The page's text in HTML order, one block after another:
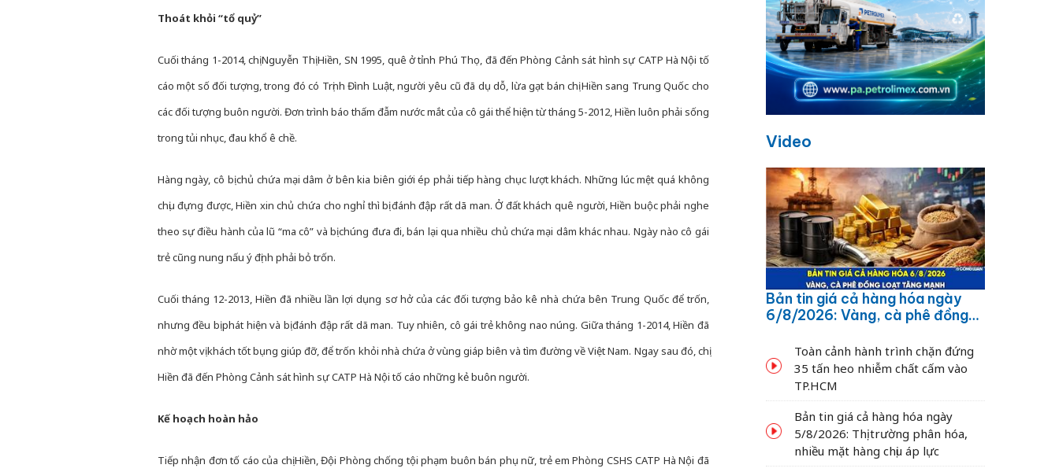
Thoát khỏi “tổ quỷ”
Cuối tháng 1-2014, chị Nguyễn Thị Hiền, SN 1995, quê ở tỉnh Phú Thọ, đã đến Phòng Cảnh sát hình sự CATP Hà Nội tố
cáo một số đối tượng, trong đó có Trịnh Đình Luật, người yêu cũ đã dụ dỗ, lừa gạt bán chị Hiền sang Trung Quốc cho
các đối tượng buôn người. Đơn trình báo thấm đẫm nước mắt của cô gái thể hiện từ tháng 5-2012, Hiền luôn phải sống
trong tủi nhục, đau khổ ê chề.
Hàng ngày, cô bị chủ chứa mại dâm ở bên kia biên giới ép phải tiếp hàng chục lượt khách. Những lúc mệt quá không
chịu đựng được, Hiền xin chủ chứa cho nghỉ thì bị đánh đập rất dã man. Ở đất khách quê người, Hiền buộc phải nghe
theo sự điều hành của lũ “ma cô” và bị chúng đưa đi, bán lại qua nhiều chủ chứa mại dâm khác nhau. Ngày nào cô gái
trẻ cũng nung nấu ý định phải bỏ trốn.
Cuối tháng 12-2013, Hiền đã nhiều lần lợi dụng sơ hở của các đối tượng bảo kê nhà chứa bên Trung Quốc để trốn,
nhưng đều bị phát hiện và bị đánh đập rất dã man. Tuy nhiên, cô gái trẻ không nao núng. Giữa tháng 1-2014, Hiền đã
nhờ một vị khách tốt bụng giúp đỡ, để trốn khỏi nhà chứa ở vùng giáp biên và tìm đường về Việt Nam. Ngay sau đó, chị
Hiền đã đến Phòng Cảnh sát hình sự CATP Hà Nội tố cáo những kẻ buôn người.
Kế hoạch hoàn hảo
Tiếp nhận đơn tố cáo của chị Hiền, Đội Phòng chống tội phạm buôn bán phụ nữ, trẻ em Phòng CSHS CATP Hà Nội đã
Video
Bản tin giá cả hàng hóa ngày
6/8/2026: Vàng, cà phê đồng
Toàn cảnh hành trình chặn đứng
35 tấn heo nhiễm chất cấm vào
TP.HCM
Bản tin giá cả hàng hóa ngày
5/8/2026: Thị trường phân hóa,
nhiều mặt hàng chịu áp lực